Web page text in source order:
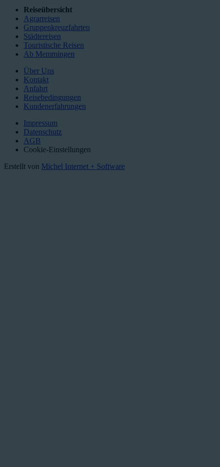
Reiseübersicht
Agrarreisen
Gruppenkreuzfahrten
Städtereisen
Touristische Reisen
Ab Memmingen
Über Uns
Kontakt
Anfahrt
Reisebedingungen
Kundenerfahrungen
Impressum
Datenschutz
AGB
Cookie-Einstellungen
Erstellt von Michel Internet + Software